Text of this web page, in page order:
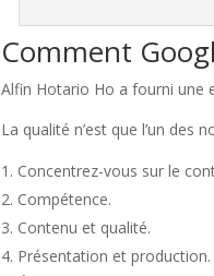
Comment
Alfin Hotario Ho a fourni une
La qualité n’est que l’un
Concentrez-vous sur le
Compétence.
Contenu et qualité.
Présentation et production.